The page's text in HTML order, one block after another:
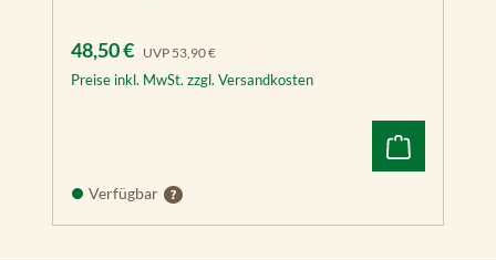
Verkaufspreis:
48,50 € UVP 53,90 €
Preise inkl. MwSt. zzgl. Versandkosten
Verfügbar